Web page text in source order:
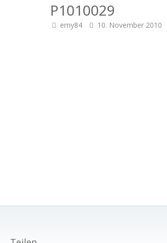
P1010029
erny84 10. November 2010